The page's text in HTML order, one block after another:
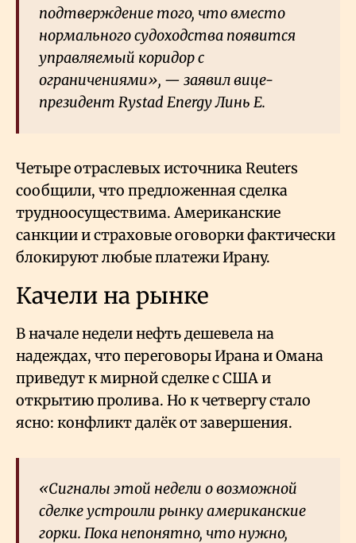
подтверждение того, что вместо
нормального судоходства появится
управляемый коридор с
ограничениями», — заявил вице-
президент Rystad Energy Линь Е.
Четыре отраслевых источника Reuters
сообщили, что предложенная сделка
трудноосуществима. Американские
санкции и страховые оговорки фактически
блокируют любые платежи Ирану.
Качели на рынке
В начале недели нефть дешевела на
надеждах, что переговоры Ирана и Омана
приведут к мирной сделке с США и
открытию пролива. Но к четвергу стало
ясно: конфликт далёк от завершения.
«Сигналы этой недели о возможной
сделке устроили рынку американские
горки. Пока непонятно, что нужно,